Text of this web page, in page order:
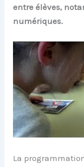
entre élèves,
numériques.
La